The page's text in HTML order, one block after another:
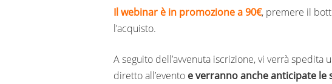
Il webinar è in promozione a 90€, premere il
l’acquisto.
A seguito dell’avvenuta iscrizione, vi verrà
diretto all’evento e verranno anche anticipate